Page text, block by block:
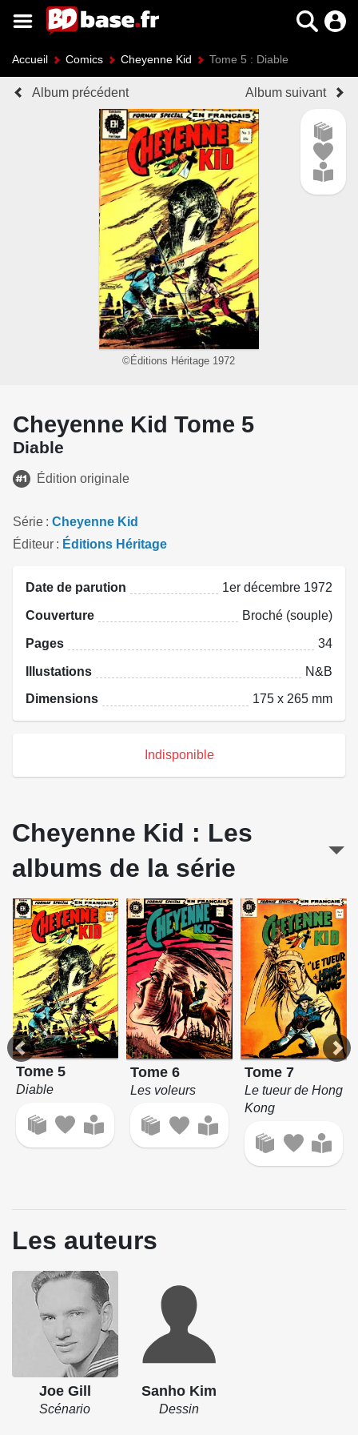
Accueil Comics Cheyenne Kid Tome 5 : Diable
Album précédent Album suivant
©Éditions Héritage 1972
Cheyenne Kid Tome 5
Diable
Édition originale
Série
Cheyenne Kid
Éditeur
Éditions Héritage
Date de parution 1er décembre 1972
Couverture Broché (souple)
Pages 34
Illustations N&B
Dimensions 175 x 265 mm
Indisponible
Cheyenne Kid : Les
albums de la série
Tome 5
Diable
Tome 6
Les voleurs
Tome 7
Le tueur de Hong
Kong
Les auteurs
Joe Gill
Scénario
Sanho Kim
Dessin